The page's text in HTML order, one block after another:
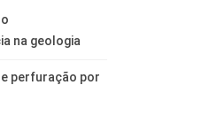
na geologia
perfuração por